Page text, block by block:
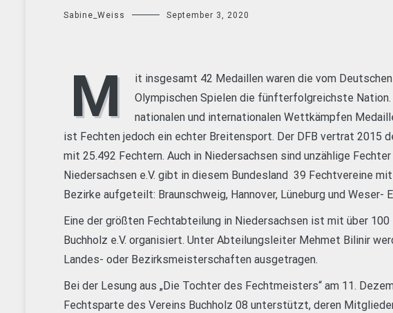
Sabine_Weiss September 3, 2020
M
it insgesamt 42 Medaillen waren die vom
Olympischen Spielen die fünfterfolgreichste
nationalen und internationalen Wettkämpfen
ist Fechten jedoch ein echter Breitensport. Der DFB vertrat 2015
mit 25.492 Fechtern. Auch in Niedersachsen sind unzählige
Niedersachsen e.V. gibt in diesem Bundesland 39 Fechtvereine
Bezirke aufgeteilt: Braunschweig, Hannover, Lüneburg und Weser-
Eine der größten Fechtabteilung in Niedersachsen ist mit über
Buchholz e.V. organisiert. Unter Abteilungsleiter Mehmet Bilinir
Landes- oder Bezirksmeisterschaften ausgetragen.
Bei der Lesung aus „Die Tochter des Fechtmeisters“ am 11.
Fechtsparte des Vereins Buchholz 08 unterstützt, deren